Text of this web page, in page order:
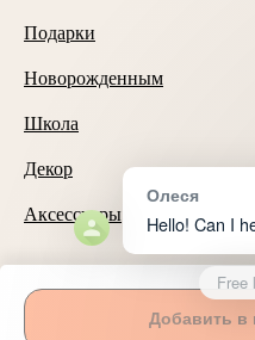
Добавить в
Подарки
Новорожденным
Школа
Декор
Аксессуары
Способы оплаты
Олеся
Hello! Can I
Free